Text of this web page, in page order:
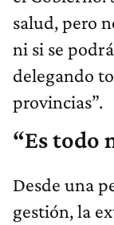
salud, pero
ni si se
delegando
provincias”.
“Es todo
Desde una
gestión, la